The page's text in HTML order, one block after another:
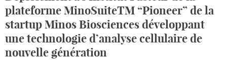
plateforme MinoSuiteTM “Pioneer” de la
startup Minos Biosciences développant
une technologie d’analyse cellulaire de
nouvelle génération